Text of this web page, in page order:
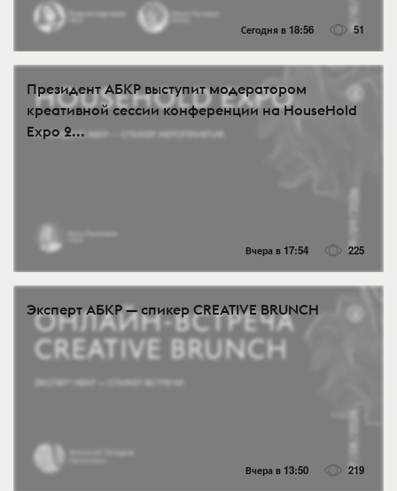
Сегодня в 18:56 51
Президент АБКР выступит модератором
креативной сессии конференции на HouseHold
Expo 2...
Вчера в 17:54 225
Эксперт АБКР — спикер CREATIVE BRUNCH
Вчера в 13:50 219